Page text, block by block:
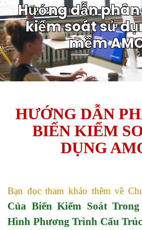
Hướng dẫn
kiểm soát sử
mềm
HƯỚNG DẪN
BIẾN KIỂM
DỤNG
Bạn đọc tham khảo thêm về
Của Biến Kiểm Soát
Hình Phương Trình Cấu